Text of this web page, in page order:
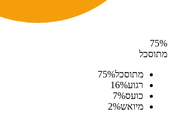
75%
מתוסכל
מתוסכל
75%
רגוע
16%
כועס
7%
מיואש
2%